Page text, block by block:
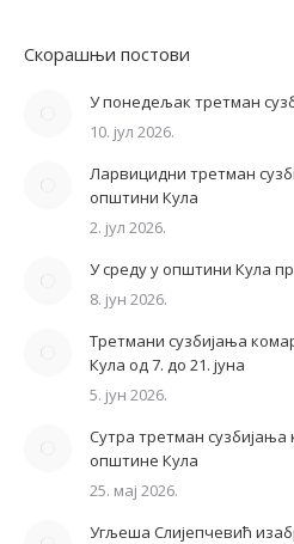
Скорашњи постови
У понедељак третман
10. јул 2026.
Ларвицидни третман
општини Кула
2. јул 2026.
У среду у општини Кула
8. јун 2026.
Третмани сузбијања
Кула од 7. до 21. јуна
5. јун 2026.
Сутра третман
општине Кула
25. мај 2026.
Угљеша Слијепчевић